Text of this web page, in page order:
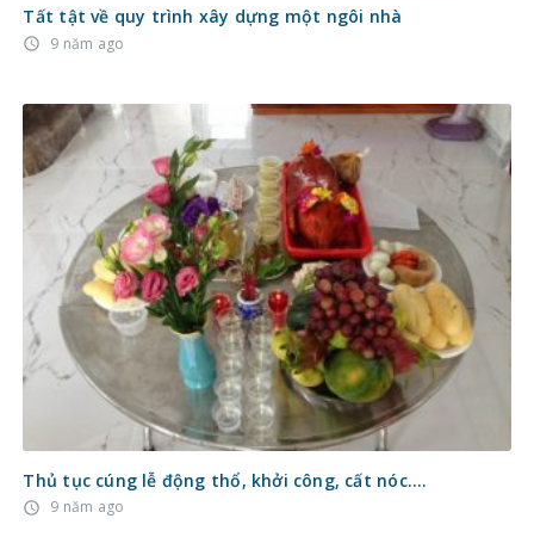
Tất tật về quy trình xây dựng một ngôi nhà
access_time 9 năm ago
Thủ tục cúng lễ động thổ, khởi công, cất nóc….
access_time 9 năm ago